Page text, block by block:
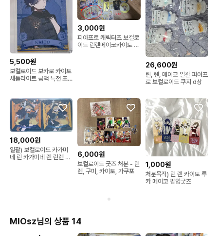
5,500원
보컬로이드 보카로 카이토
새틀라이트 금액 특전 포
3,000원
피아프로 캐릭터즈 보컬로
이드 린렌메이코카이토 지
26,600원
린, 렌, 메이코 일괄 피아프
로 보컬로이드 쿠지 d상
18,000원
일괄) 보컬로이드 카가미
네 린 카가미네 렌 린렌 엔
6,000원
보컬로이드 굿즈 처분 - 린
렌, 구미, 카이토, 가쿠포
1,000원
처분목적) 린 렌 카이토 루
카 메이코 팝업굿즈
MIOsz님의 상품 14